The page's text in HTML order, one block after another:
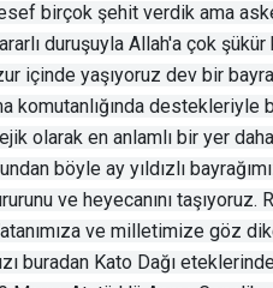
birçok şehit verdik ama
duruşuyla Allah'a çok
içinde yaşıyoruz dev bir
komutanlığında destekleriyle
olarak en anlamlı bir yer
böyle ay yıldızlı
ve heyecanını taşıyoruz.
ve milletimize göz
buradan Kato Dağı